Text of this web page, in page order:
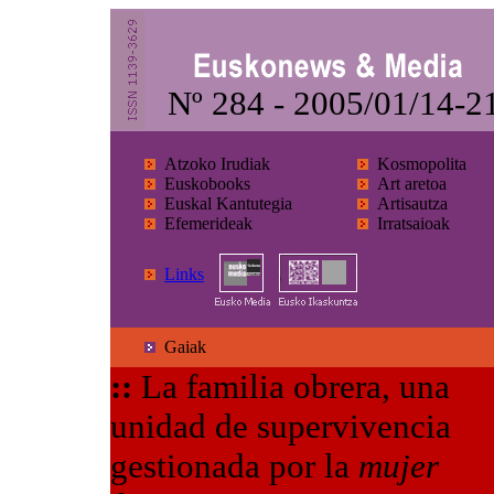
Nº 284 - 2005/01/14-
Atzoko Irudiak
Kosmopolita
Euskobooks
Art aretoa
Euskal Kantutegia
Artisautza
Efemerideak
Irratsaioak
Links
Gaiak
:: La familia obrera, una
unidad de supervivencia
gestionada por la mujer